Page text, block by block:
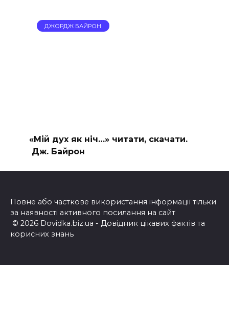
ДЖОРДЖ БАЙРОН
«Мій дух як ніч…» читати, скачати.
Дж. Байрон
Повне або часткове використання інформації тільки
за наявності активного посилання на сайт
© 2026 Dovidka.biz.ua - Довідник цікавих фактів та
корисних знань